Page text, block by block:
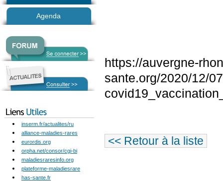
https://auvergne-
sante.org/2020/12/
<< Retour à la liste
Agenda
inserm.fr/actualites/ru
alliance-maladies-rares
eurordis.org
orpha.net/consor/cgi-bi
maladiesraresinfo.org
plateforme-maladiesrare
has-sante.fr